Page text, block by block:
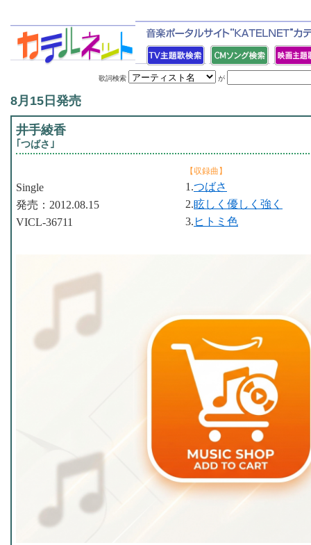
歌詞検索 が
8月15日発売
井手綾香
｢つばさ｣
【収録曲】
1.つばさ
2.眩しく優しく強く
3. ヒトミ色
Single
発売：2012.08.15
VICL-36711